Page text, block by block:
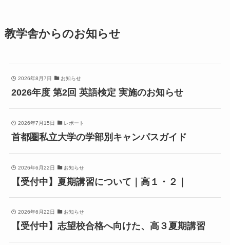
教学舎からのお知らせ
2026年8月7日 お知らせ
2026年度 第2回 英語検定 実施のお知らせ
2026年7月15日 レポート
首都圏私立大学の学部別キャンパスガイド
2026年6月22日 お知らせ
【受付中】夏期講習について｜高１・２｜
2026年6月22日 お知らせ
【受付中】志望校合格へ向けた、高３夏期講習